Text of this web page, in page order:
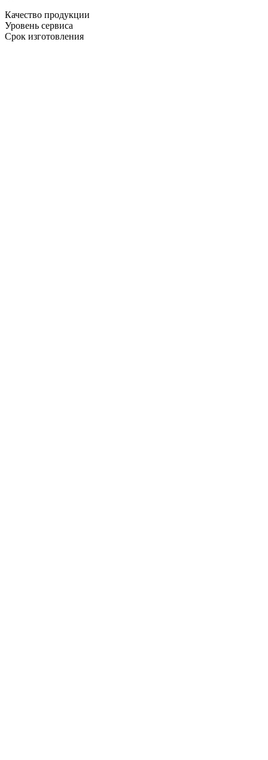
Качество продукции
Уровень сервиса
Срок изготовления